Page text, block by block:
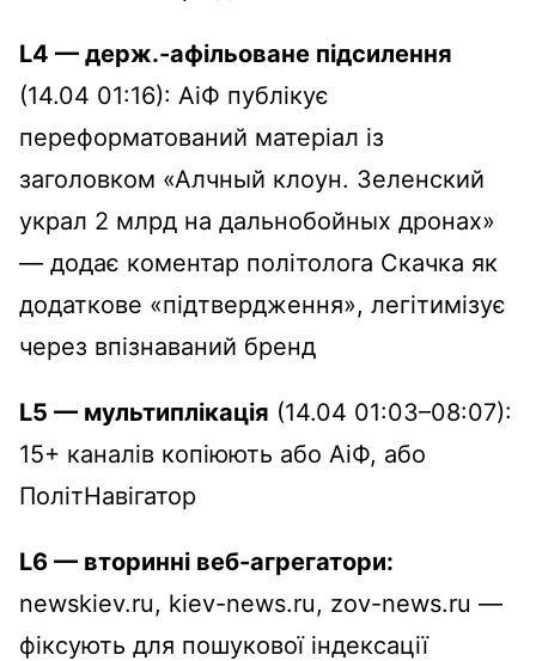
L4 — держ.-афільоване підсилення
(14.04 01:16): АіФ публікує
переформатований матеріал із
заголовком «Алчный клоун. Зеленский
украл 2 млрд на дальнобойных дронах»
— додає коментар політолога Скачка як
додаткове «підтвердження», легітимізує
через впізнаваний бренд
L5 — мультиплікація (14.04 01:03–08:07):
15+ каналів копіюють або АіФ, або
ПолітНавігатор
L6 — вторинні веб-агрегатори:
newskiev.ru, kiev-news.ru, zov-news.ru —
фіксують для пошукової індексації